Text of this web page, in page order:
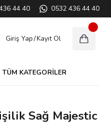
44 40 0532 436 44 40
Giriş Yap/Kayıt Ol
TÜM KATEGORİLER
Sağ Majestic